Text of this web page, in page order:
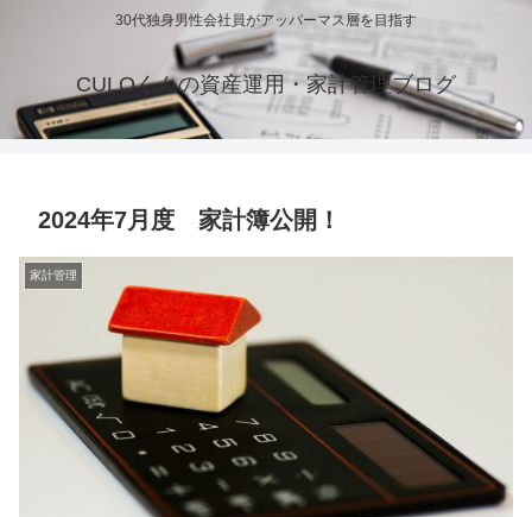
30代独身男性会社員がアッパーマス層を目指す
CULOくんの資産運用・家計管理ブログ
2024年7月度 家計簿公開！
家計管理